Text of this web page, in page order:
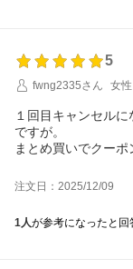
5
fwng2335さん
女性
１回目キャンセル
ですが。
まとめ買いでクーポ
注文日：2025/12/09
1人が参考になったと回